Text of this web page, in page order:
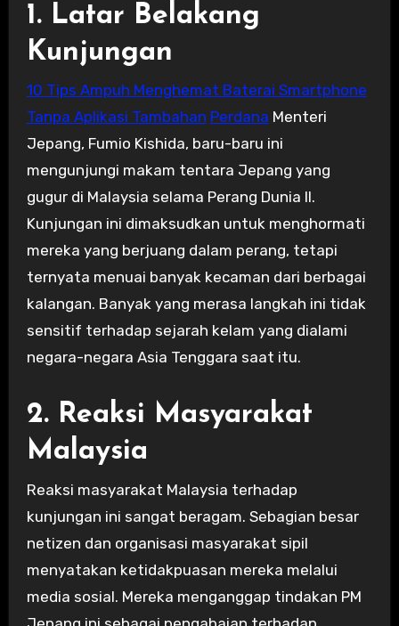
1. Latar Belakang
Kunjungan
10 Tips Ampuh Menghemat Baterai Smartphone
Tanpa Aplikasi Tambahan Perdana Menteri
Jepang, Fumio Kishida, baru-baru ini
mengunjungi makam tentara Jepang yang
gugur di Malaysia selama Perang Dunia II.
Kunjungan ini dimaksudkan untuk menghormati
mereka yang berjuang dalam perang, tetapi
ternyata menuai banyak kecaman dari berbagai
kalangan. Banyak yang merasa langkah ini tidak
sensitif terhadap sejarah kelam yang dialami
negara-negara Asia Tenggara saat itu.
2. Reaksi Masyarakat
Malaysia
Reaksi masyarakat Malaysia terhadap
kunjungan ini sangat beragam. Sebagian besar
netizen dan organisasi masyarakat sipil
menyatakan ketidakpuasan mereka melalui
media sosial. Mereka menganggap tindakan PM